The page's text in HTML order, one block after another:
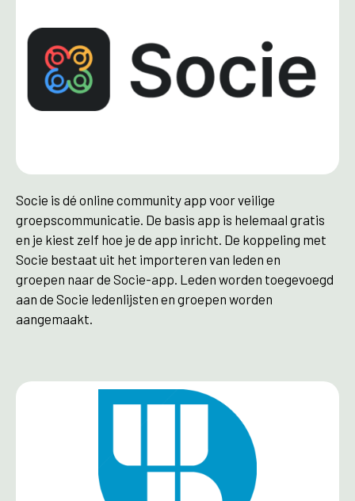
Socie is dé online community app voor veilige
groepscommunicatie. De basis app is helemaal gratis
en je kiest zelf hoe je de app inricht. De koppeling met
Socie bestaat uit het importeren van leden en
groepen naar de Socie-app. Leden worden toegevoegd
aan de Socie ledenlijsten en groepen worden
aangemaakt.